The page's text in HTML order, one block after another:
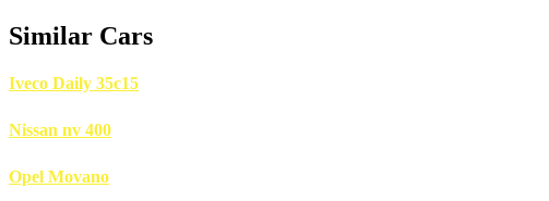
Similar Cars
Iveco Daily 35c15
Nissan nv 400
Opel Movano